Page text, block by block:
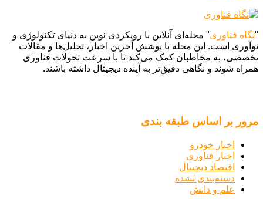
"نگاه فناوری" مجله‌ای آنلاین با رویکردی نوین به دنیای تکنولوژی و
نوآوری است. این مجله با پوشش آخرین اخبار، تحلیل‌ها و مقالات
تخصصی، به مخاطبان کمک می‌کند تا با سرعت تحولات فناوری
همراه شوند و نگاهی دقیق‌تر به آینده دیجیتال داشته باشند.
مرور بر اساس طبقه بندی
اخبار خودرو
اخبار فناوری
اقتصاد دیجیتال
دسته‌بندی نشده
علم و دانش